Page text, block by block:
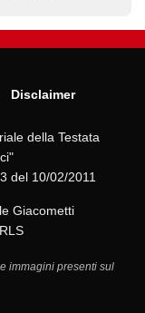
Disclaimer
della Testata
del 10/02/2011
Giacometti
immagini presenti sul